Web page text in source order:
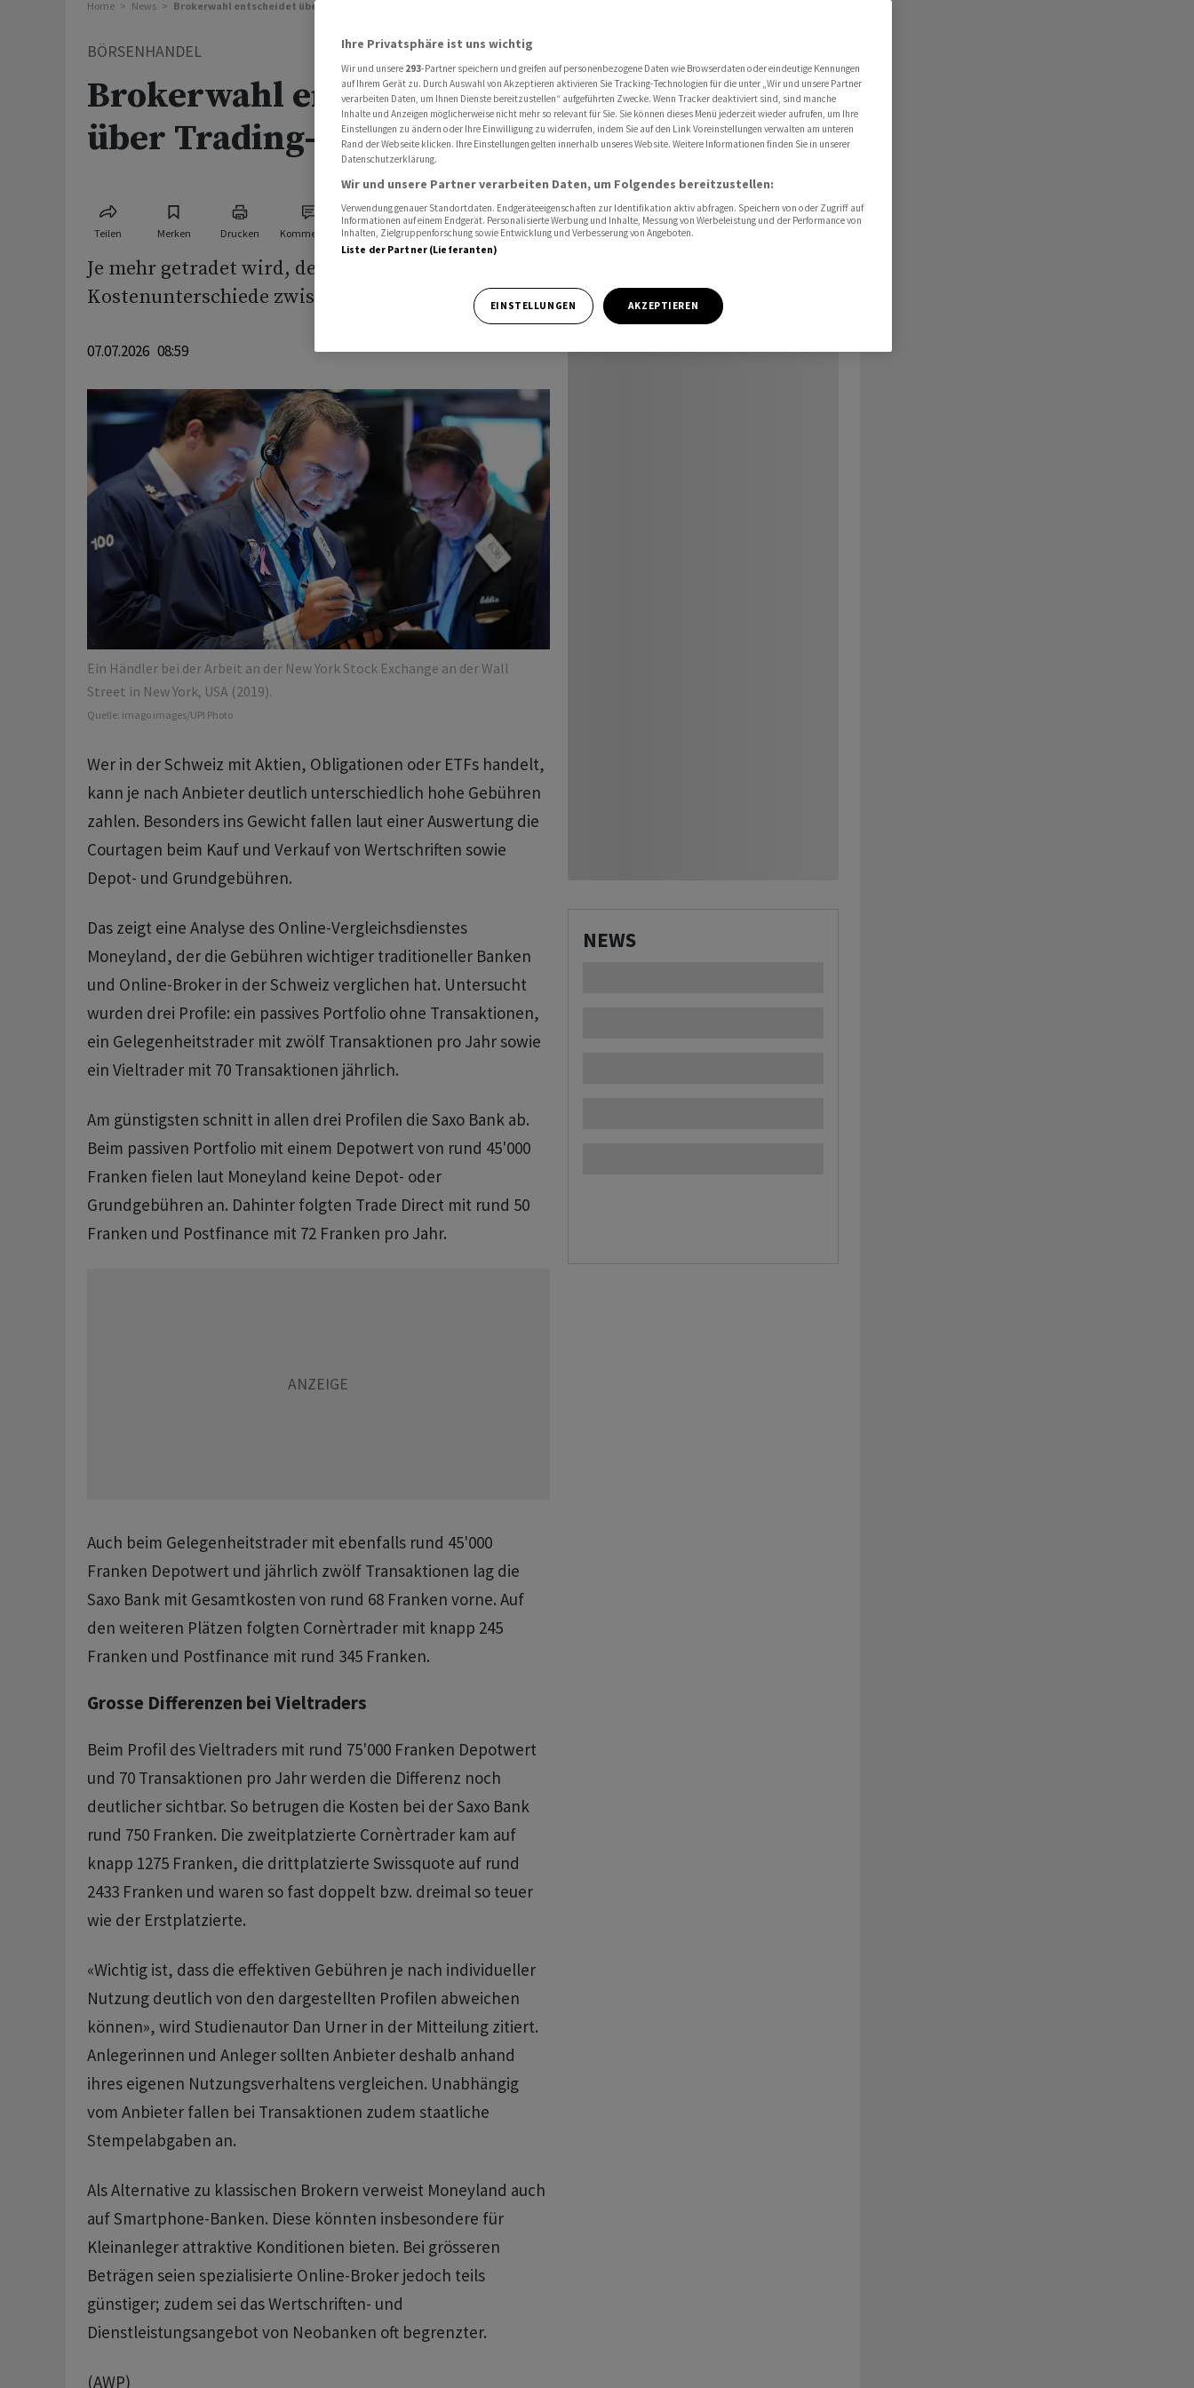
Home News Brokerwahl entscheidet über Trading-Kosten
BÖRSENHANDEL
Brokerwahl entscheidet
über Trading-Kosten
Teilen Merken Drucken Kommentare
Je mehr getradet wird, desto grösser sind die
Kostenunterschiede zwischen den Anbietern.
07.07.2026 08:59
Ein Händler bei der Arbeit an der New York Stock Exchange an der Wall
Street in New York, USA (2019).
Quelle: imago images/UPI Photo
Wer in der Schweiz mit Aktien, Obligationen oder ETFs handelt,
kann je nach Anbieter deutlich unterschiedlich hohe Gebühren
zahlen. Besonders ins Gewicht fallen laut einer Auswertung die
Courtagen beim Kauf und Verkauf von Wertschriften sowie
Depot- und Grundgebühren.
Das zeigt eine Analyse des Online-Vergleichsdienstes
Moneyland, der die Gebühren wichtiger traditioneller Banken
und Online-Broker in der Schweiz verglichen hat. Untersucht
wurden drei Profile: ein passives Portfolio ohne Transaktionen,
ein Gelegenheitstrader mit zwölf Transaktionen pro Jahr sowie
ein Vieltrader mit 70 Transaktionen jährlich.
Am günstigsten schnitt in allen drei Profilen die Saxo Bank ab.
Beim passiven Portfolio mit einem Depotwert von rund 45'000
Franken fielen laut Moneyland keine Depot- oder
Grundgebühren an. Dahinter folgten Trade Direct mit rund 50
Franken und Postfinance mit 72 Franken pro Jahr.
Auch beim Gelegenheitstrader mit ebenfalls rund 45'000
Franken Depotwert und jährlich zwölf Transaktionen lag die
Saxo Bank mit Gesamtkosten von rund 68 Franken vorne. Auf
den weiteren Plätzen folgten Cornèrtrader mit knapp 245
Franken und Postfinance mit rund 345 Franken.
Grosse Differenzen bei Vieltraders
Beim Profil des Vieltraders mit rund 75'000 Franken Depotwert
und 70 Transaktionen pro Jahr werden die Differenz noch
deutlicher sichtbar. So betrugen die Kosten bei der Saxo Bank
rund 750 Franken. Die zweitplatzierte Cornèrtrader kam auf
knapp 1275 Franken, die drittplatzierte Swissquote auf rund
2433 Franken und waren so fast doppelt bzw. dreimal so teuer
wie der Erstplatzierte.
«Wichtig ist, dass die effektiven Gebühren je nach individueller
Nutzung deutlich von den dargestellten Profilen abweichen
können», wird Studienautor Dan Urner in der Mitteilung zitiert.
Anlegerinnen und Anleger sollten Anbieter deshalb anhand
ihres eigenen Nutzungsverhaltens vergleichen. Unabhängig
vom Anbieter fallen bei Transaktionen zudem staatliche
Stempelabgaben an.
Als Alternative zu klassischen Brokern verweist Moneyland auch
auf Smartphone-Banken. Diese könnten insbesondere für
Kleinanleger attraktive Konditionen bieten. Bei grösseren
Beträgen seien spezialisierte Online-Broker jedoch teils
günstiger; zudem sei das Wertschriften- und
Dienstleistungsangebot von Neobanken oft begrenzter.
(AWP)
NEWS
Ihre Privatsphäre ist uns wichtig
Wir und unsere 293-Partner speichern und greifen auf personenbezogene Daten wie Browserdaten oder eindeutige Kennungen
auf Ihrem Gerät zu. Durch Auswahl von Akzeptieren aktivieren Sie Tracking-Technologien für die unter „Wir und unsere Partner
verarbeiten Daten, um Ihnen Dienste bereitzustellen“ aufgeführten Zwecke. Wenn Tracker deaktiviert sind, sind manche
Inhalte und Anzeigen möglicherweise nicht mehr so relevant für Sie. Sie können dieses Menü jederzeit wieder aufrufen, um Ihre
Einstellungen zu ändern oder Ihre Einwilligung zu widerrufen, indem Sie auf den Link Voreinstellungen verwalten am unteren
Rand der Webseite klicken. Ihre Einstellungen gelten innerhalb unseres Website. Weitere Informationen finden Sie in unserer
Datenschutzerklärung.
Wir und unsere Partner verarbeiten Daten, um Folgendes bereitzustellen:
Verwendung genauer Standortdaten. Endgeräteeigenschaften zur Identifikation aktiv abfragen. Speichern von oder Zugriff auf
Informationen auf einem Endgerät. Personalisierte Werbung und Inhalte, Messung von Werbeleistung und der Performance von
Inhalten, Zielgruppenforschung sowie Entwicklung und Verbesserung von Angeboten.
Liste der Partner (Lieferanten)
EINSTELLUNGEN AKZEPTIEREN